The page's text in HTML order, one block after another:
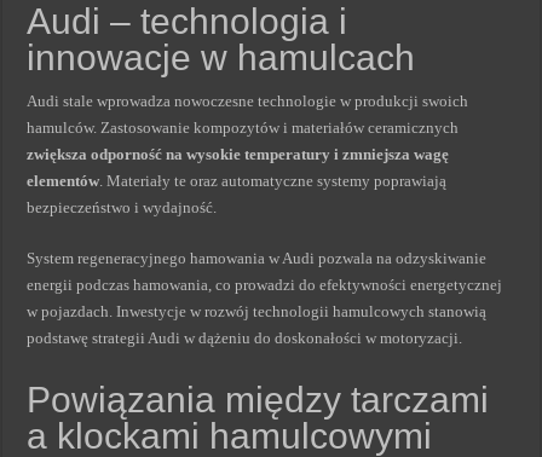
Audi – technologia i
innowacje w hamulcach
Audi stale wprowadza nowoczesne technologie w produkcji swoich
hamulców. Zastosowanie kompozytów i materiałów ceramicznych
zwiększa odporność na wysokie temperatury i zmniejsza wagę
elementów. Materiały te oraz automatyczne systemy poprawiają
bezpieczeństwo i wydajność.
System regeneracyjnego hamowania w Audi pozwala na odzyskiwanie
energii podczas hamowania, co prowadzi do efektywności energetycznej
w pojazdach. Inwestycje w rozwój technologii hamulcowych stanowią
podstawę strategii Audi w dążeniu do doskonałości w motoryzacji.
Powiązania między tarczami
a klockami hamulcowymi